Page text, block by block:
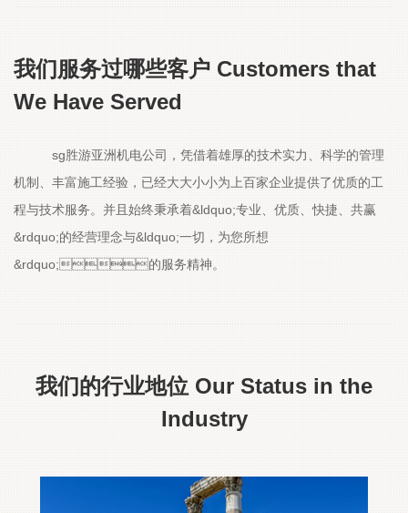
我们服务过哪些客户 Customers that
We Have Served
sg胜游亚洲机电公司，凭借着雄厚的技术实力、科学的管理
机制、丰富施工经验，已经大大小小为上百家企业提供了优质的工
程与技术服务。并且始终秉承着&ldquo;专业、优质、快捷、共赢
&rdquo;的经营理念与&ldquo;一切，为您所想
&rdquo;的服务精神。
我们的行业地位 Our Status in the
Industry